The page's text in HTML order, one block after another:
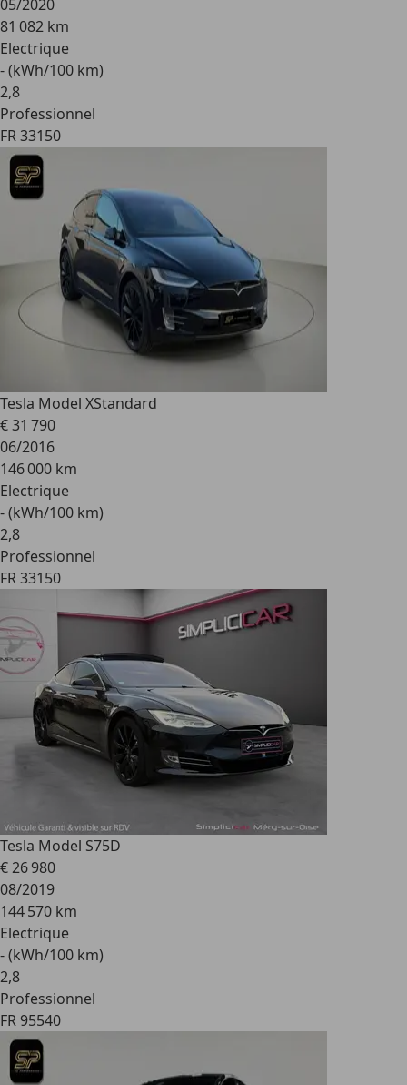
05/2020
81 082 km
Electrique
- (kWh/100 km)
2,8
Professionnel
FR 33150
Tesla Model XStandard
€ 31 790
06/2016
146 000 km
Electrique
- (kWh/100 km)
2,8
Professionnel
FR 33150
Tesla Model S75D
€ 26 980
08/2019
144 570 km
Electrique
- (kWh/100 km)
2,8
Professionnel
FR 95540